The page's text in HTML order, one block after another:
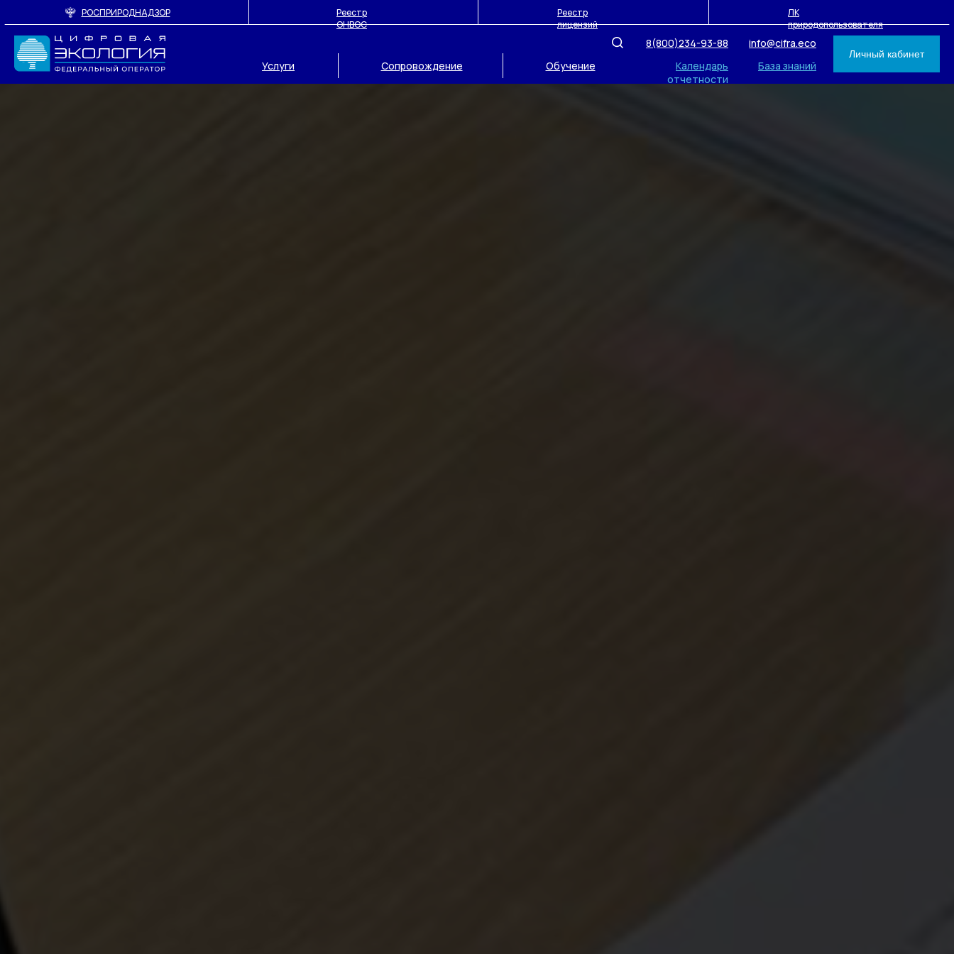
РОСПРИРОДНАДЗОР
Реестр
ОНВОС
Реестр
лицензий
ЛК
природопользователя
info@cifra.eco
Услуги
Сопровождение Обучение База знаний
Личный кабинет
Календарь
отчетности
8(800)234-93-88